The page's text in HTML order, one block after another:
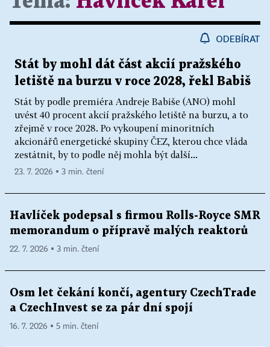
ODEBÍRAT
Stát by mohl dát část akcií pražského
letiště na burzu v roce 2028, řekl Babiš
Stát by podle premiéra Andreje Babiše (ANO) mohl
uvést 40 procent akcií pražského letiště na burzu, a to
zřejmě v roce 2028. Po vykoupení minoritních
akcionářů energetické skupiny ČEZ, kterou chce vláda
zestátnit, by to podle něj mohla být další...
23. 7. 2026 ▪ 3 min. čtení
Havlíček podepsal s firmou Rolls-Royce SMR
memorandum o přípravě malých reaktorů
22. 7. 2026 ▪ 3 min. čtení
Osm let čekání končí, agentury CzechTrade
a CzechInvest se za pár dní spojí
16. 7. 2026 ▪ 5 min. čtení